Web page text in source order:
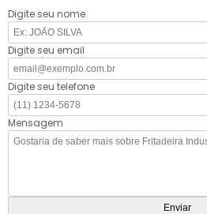
Digite seu nome
Digite seu email
Digite seu telefone
Mensagem